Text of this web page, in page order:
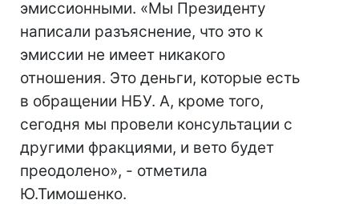
эмиссионными. «Мы Президенту
написали разъяснение, что это к
эмиссии не имеет никакого
отношения. Это деньги, которые есть
в обращении НБУ. А, кроме того,
сегодня мы провели консультации с
другими фракциями, и вето будет
преодолено», - отметила
Ю.Тимошенко.